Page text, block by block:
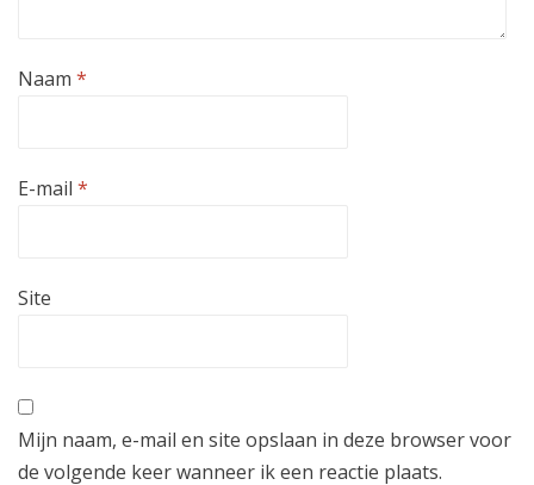
Naam *
E-mail *
Site
Mijn naam, e-mail en site opslaan in deze browser voor
de volgende keer wanneer ik een reactie plaats.